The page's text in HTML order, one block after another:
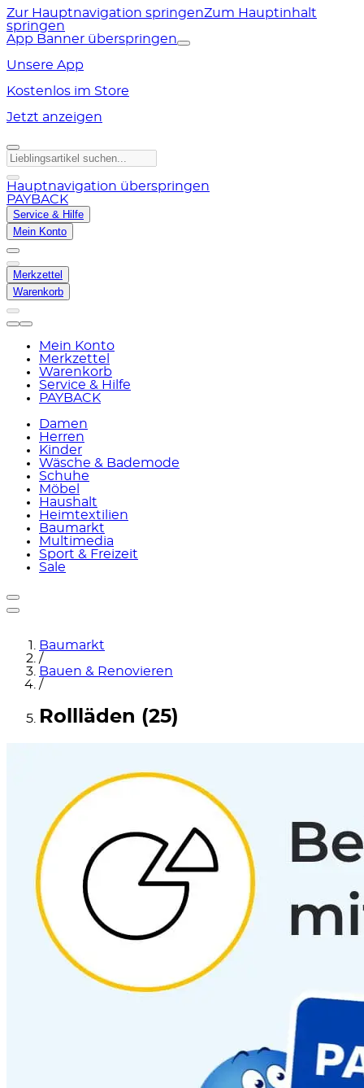
Zur Hauptnavigation springenZum Hauptinhalt
springen
App Banner überspringen
Unsere App
Kostenlos im Store
Jetzt anzeigen
Hauptnavigation überspringen
PAYBACK
Service & Hilfe
Mein Konto
Merkzettel
Warenkorb
Mein Konto
Merkzettel
Warenkorb
Service & Hilfe
PAYBACK
Damen
Herren
Kinder
Wäsche & Bademode
Schuhe
Möbel
Haushalt
Heimtextilien
Baumarkt
Multimedia
Sport & Freizeit
Sale
Baumarkt
/
Bauen & Renovieren
/
Rollläden (25)